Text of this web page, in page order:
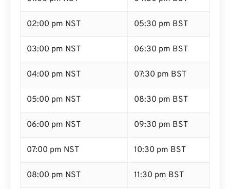
02:00 pm NST 05:30 pm BST
03:00 pm NST 06:30 pm BST
04:00 pm NST 07:30 pm BST
05:00 pm NST 08:30 pm BST
06:00 pm NST 09:30 pm BST
07:00 pm NST 10:30 pm BST
08:00 pm NST 11:30 pm BST